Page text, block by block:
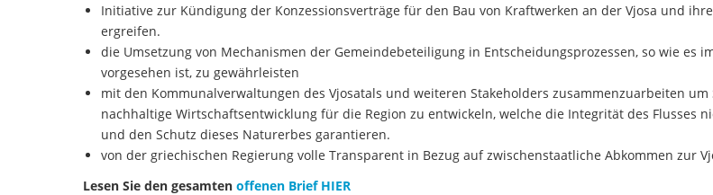
Initiative zur Kündigung der Konzessionsverträge für den Bau von Kraftwerken an der Vjosa und
ergreifen.
die Umsetzung von Mechanismen der Gemeindebeteiligung in Entscheidungsprozessen, so wie es
vorgesehen ist, zu gewährleisten
mit den Kommunalverwaltungen des Vjosatals und weiteren Stakeholders zusammenzuarbeiten
nachhaltige Wirtschaftsentwicklung für die Region zu entwickeln, welche die Integrität des Flusses
und den Schutz dieses Naturerbes garantieren.
von der griechischen Regierung volle Transparent in Bezug auf zwischenstaatliche Abkommen zur
Lesen Sie den gesamten offenen Brief HIER